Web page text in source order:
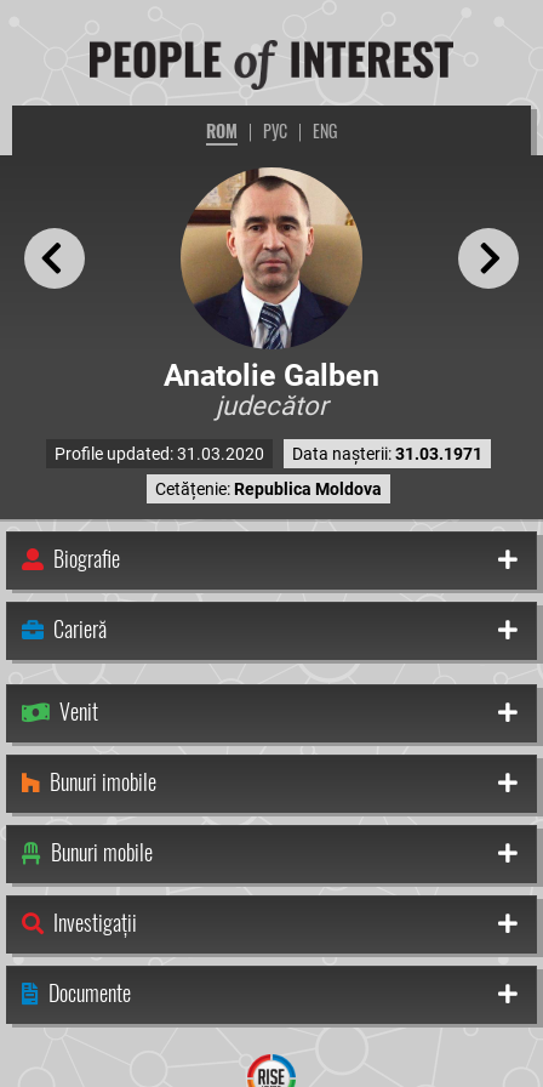
ROM | РУС | ENG
Anatolie Galben
judecător
Profile updated: 31.03.2020 Data nașterii:31.03.1971
Cetățenie:Republica Moldova
Biografie
Carieră
Venit
Bunuri imobile
Bunuri mobile
Investigații
Documente